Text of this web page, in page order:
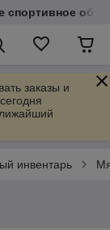
спортивное
заказы и
инвентарь